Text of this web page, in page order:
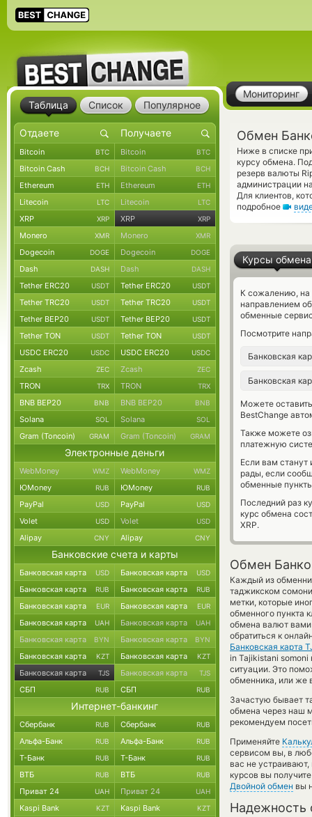
Мониторинг
Обмен
Ниже в списке
курсу обмена.
резерв валюты
администрации
Для клиентов,
подробное
Курсы обмена
К сожалению, на
направлением
обменные
Посмотрите
Банковская
Банковская
Можете
BestChange
Также можете
платежную
Если вам
рады, если
обменные
Последний раз
курс обмена
XRP.
Обмен
Каждый из
таджикском
метки, которые
обменного пункта
обмена валют
обратиться к
Банковская карта
in Tajikistani
ситуации. Это
обменника, или же
Зачастую бывает
обмена через наш
рекомендуем
Применяйте
сервисом вы, в
вас не
курсов вы
Двойной обмен вы
Надежность
Таблица Список Популярное
Bitcoin BTC Bitcoin BTC
Bitcoin Cash BCH Bitcoin Cash BCH
Ethereum ETH Ethereum ETH
Litecoin LTC Litecoin LTC
XRP XRP XRP XRP
Monero XMR Monero XMR
Dogecoin DOGE Dogecoin DOGE
Dash DASH Dash DASH
Tether ERC20 USDT Tether ERC20 USDT
Tether TRC20 USDT Tether TRC20 USDT
Tether BEP20 USDT Tether BEP20 USDT
Tether TON USDT Tether TON USDT
USDC ERC20 USDC USDC ERC20 USDC
Zcash ZEC Zcash ZEC
TRON TRX TRON TRX
BNB BEP20 BNB BNB BEP20 BNB
Solana SOL Solana SOL
Gram (Toncoin) GRAM Gram (Toncoin) GRAM
Электронные деньги
WebMoney WMZ WebMoney WMZ
ЮMoney RUB ЮMoney RUB
PayPal USD PayPal USD
Volet USD Volet USD
Alipay CNY Alipay CNY
Банковские счета и карты
Банковская карта USD Банковская карта USD
Банковская карта RUB Банковская карта RUB
Банковская карта EUR Банковская карта EUR
Банковская карта UAH Банковская карта UAH
Банковская карта BYN Банковская карта BYN
Банковская карта KZT Банковская карта KZT
Банковская карта TJS Банковская карта TJS
СБП RUB СБП RUB
Интернет-банкинг
Сбербанк RUB Сбербанк RUB
Альфа-Банк RUB Альфа-Банк RUB
Т-Банк RUB Т-Банк RUB
ВТБ RUB ВТБ RUB
Приват 24 UAH Приват 24 UAH
Kaspi Bank KZT Kaspi Bank KZT